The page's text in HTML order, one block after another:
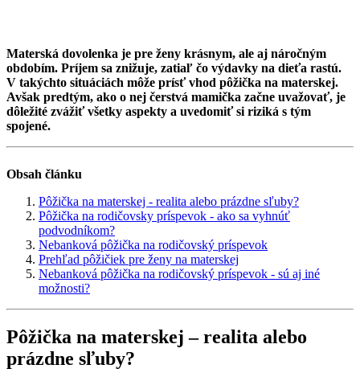
Materská dovolenka je pre ženy krásnym, ale aj náročným
obdobím. Príjem sa znižuje, zatiaľ čo výdavky na dieťa rastú.
V takýchto situáciách môže prísť vhod pôžička na materskej.
Avšak predtým, ako o nej čerstvá mamička začne uvažovať, je
dôležité zvážiť všetky aspekty a uvedomiť si riziká s tým
spojené.
Obsah článku
Pôžička na materskej - realita alebo prázdne sľuby?
Pôžička na rodičovsky príspevok - ako sa vyhnúť
podvodníkom?
Nebanková pôžička na rodičovský príspevok
Prehľad pôžičiek pre ženy na materskej
Nebanková pôžička na rodičovský príspevok - sú aj iné
možnosti?
Pôžička na materskej – realita alebo
prázdne sľuby?